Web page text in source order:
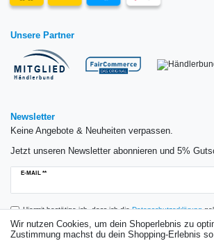
Unsere Partner
Newsletter
Keine Angebote & Neuheiten verpassen.
Jetzt unseren Newsletter abonnieren und 5%
E-MAIL **
Newsletter
Hiermit bestätige ich, dass ich dieDaten­schutz­erklärung
Einwilligung kann ich jederzeit widerrufen.**
Wir nutzen Cookies, um dein Shoperlebnis zu
Zustimmung machst du dein Shopping-Erlebnis